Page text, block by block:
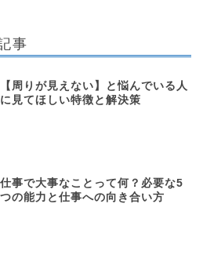
事
【周りが見えない】と悩んでいる人
に見てほしい特徴と解決策
仕事で大事なことって何？必要な5
つの能力と仕事への向き合い方